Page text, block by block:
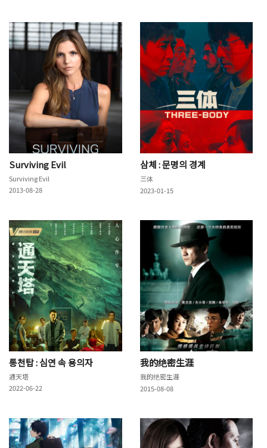
Surviving Evil
Surviving Evil
2013-08-28
삼체 : 문명의 경계
三体
2023-01-15
통천탑 : 심연 속 용의자
通天塔
2022-06-22
我的绝密生涯
我的绝密生涯
2015-08-08